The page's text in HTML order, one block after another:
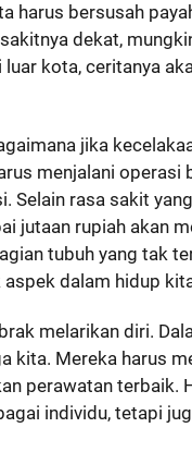
harus bersusah
dekat,
kota, ceritanya
jika
menjalani operasi
Selain rasa sakit
jutaan rupiah akan
tubuh yang tak
dalam hidup
melarikan diri.
kita. Mereka harus
perawatan terbaik.
individu, tetapi